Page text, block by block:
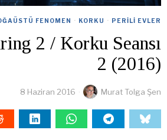
FENOMEN · KORKU · PERILI EVLER
2 / Korku Seansı
2 (2016)
8 Haziran 2016 Murat Tolga Şen